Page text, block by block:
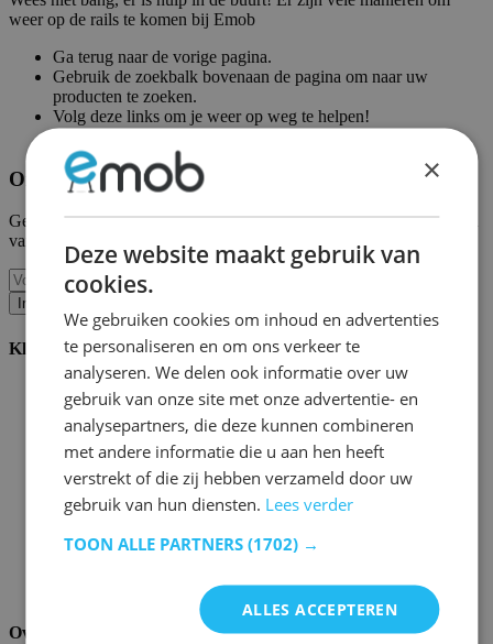
weer op de rails te komen bij Emob
Ga terug naar de vorige pagina.
Gebruik de zoekbalk bovenaan de pagina om naar uw
producten te zoeken.
Volg deze links om je weer op weg te helpen!
Ontvang onze nieuwe collecties en promoties.
Geef ons uw e-mail en u wordt maandelijks op de hoogte gehouden
van de laatste gebeurtenissen.
Inschrijven
Klantenservice
Bestellen bij Emob
Betaalmogelijkheden
Verzending en levering
Service en garantie
Annuleren of retourneren
Klachten
Montagetips
Wachtwoord vergeten?
Palletopslag & Fulfilment
Over ons
×
Deze website maakt gebruik van
cookies.
We gebruiken cookies om inhoud en advertenties
te personaliseren en om ons verkeer te
analyseren. We delen ook informatie over uw
gebruik van onze site met onze advertentie- en
analysepartners, die deze kunnen combineren
met andere informatie die u aan hen heeft
verstrekt of die zij hebben verzameld door uw
gebruik van hun diensten. Lees verder
TOON ALLE PARTNERS (1702) →
ALLES ACCEPTEREN